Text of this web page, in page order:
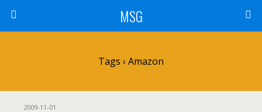
MSG
Tags › Amazon
2009-11-01